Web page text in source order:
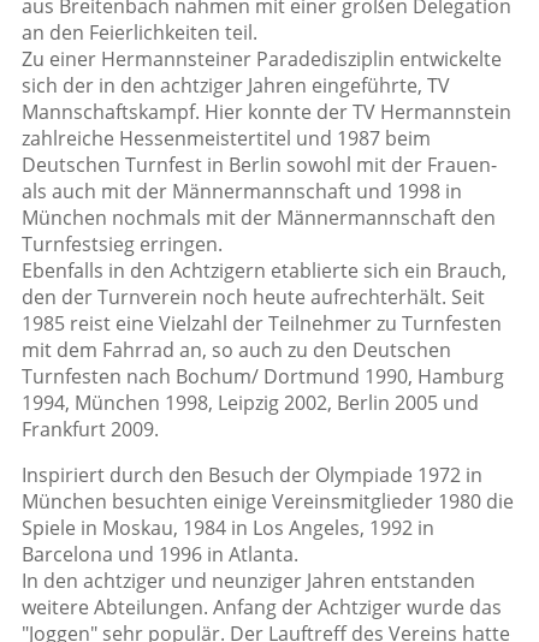
aus Breitenbach nahmen mit einer großen Delegation
an den Feierlichkeiten teil.
Zu einer Hermannsteiner Paradedisziplin entwickelte
sich der in den achtziger Jahren eingeführte, TV
Mannschaftskampf. Hier konnte der TV Hermannstein
zahlreiche Hessenmeistertitel und 1987 beim
Deutschen Turnfest in Berlin sowohl mit der Frauen-
als auch mit der Männermannschaft und 1998 in
München nochmals mit der Männermannschaft den
Turnfestsieg erringen.
Ebenfalls in den Achtzigern etablierte sich ein Brauch,
den der Turnverein noch heute aufrechterhält. Seit
1985 reist eine Vielzahl der Teilnehmer zu Turnfesten
mit dem Fahrrad an, so auch zu den Deutschen
Turnfesten nach Bochum/ Dortmund 1990, Hamburg
1994, München 1998, Leipzig 2002, Berlin 2005 und
Frankfurt 2009.
Inspiriert durch den Besuch der Olympiade 1972 in
München besuchten einige Vereinsmitglieder 1980 die
Spiele in Moskau, 1984 in Los Angeles, 1992 in
Barcelona und 1996 in Atlanta.
In den achtziger und neunziger Jahren entstanden
weitere Abteilungen. Anfang der Achtziger wurde das
"Joggen" sehr populär. Der Lauftreff des Vereins hatte